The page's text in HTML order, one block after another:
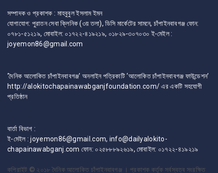
সম্পাদক ও প্রকাশক : মাহবুবুল ইসলাম ইমন
যোগাযোগ: পুরাতন সেবা ক্লিনিক (৩য় তলা), ডিসি মার্কেটের সামনে, চাঁপাইনবাবগঞ্জ ফোন:
০৭৮১-৫১২১৯, মোবাইল: ০১৭২২-৪১৯২১৯, ০১৮২৯-৩০৭০৩০ ই-মেইল :
joyemon86@gmail.com
‘দৈনিক আলোকিত চাঁপাইনবাবগঞ্জ’ অনলাইন পত্রিকাটি ‘আলোকিত চাঁপাইনবাবগঞ্জ ফাউন্ডেশন’
http://alokitochapainawabganjfoundation.com/ এর একটি সহযোগী
প্রতিষ্ঠান
বার্তা বিভাগ :
ই-মেইল : joyemon86@gmail.com, info@dailyalokito-
chapainawabganj.com ফোন: ০২৫৮৮৮৯২৬১৯, মোবাইল: ০১৭২২-৪১৯২১৯
কপিরাইট © ২০১৮দৈনিক আলোকিত চাঁপাইনবাবগঞ্জ । প্রকাশক কর্তৃক সর্বস্বত্ব সংরক্ষিত